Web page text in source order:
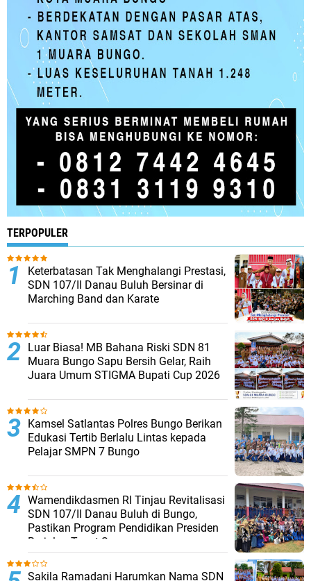
TERPOPULER
Keterbatasan Tak Menghalangi Prestasi,
SDN 107/II Danau Buluh Bersinar di
Marching Band dan Karate
Luar Biasa! MB Bahana Riski SDN 81
Muara Bungo Sapu Bersih Gelar, Raih
Juara Umum STIGMA Bupati Cup 2026
Kamsel Satlantas Polres Bungo Berikan
Edukasi Tertib Berlalu Lintas kepada
Pelajar SMPN 7 Bungo
Wamendikdasmen RI Tinjau Revitalisasi
SDN 107/II Danau Buluh di Bungo,
Pastikan Program Pendidikan Presiden
Berjalan Tepat Sasaran
Sakila Ramadani Harumkan Nama SDN